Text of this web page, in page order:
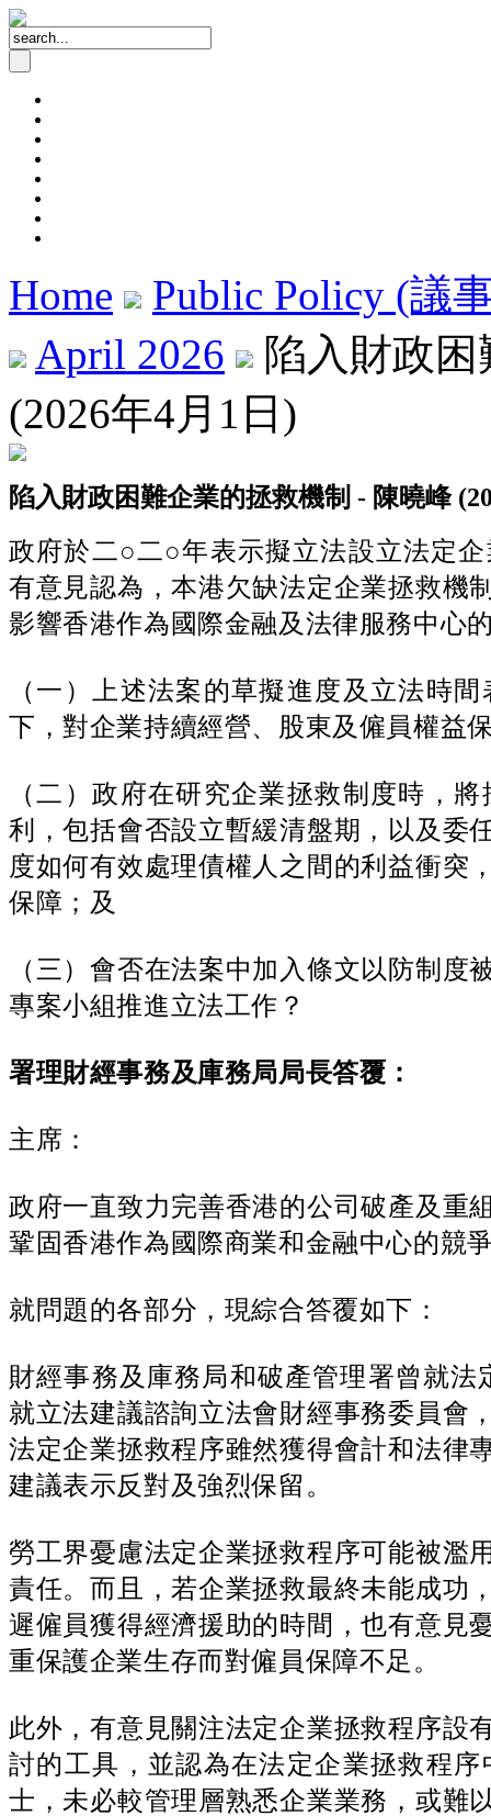
Home
Public Policy (議
April 2026
陷入財政
(2026年4月1日)
陷入財政困難企業的拯救機制 - 陳曉峰
政府於二○二○年表示擬立法設立法定
有意見認為，本港欠缺法定企業拯救機
影響香港作為國際金融及法律服務中心
（一）上述法案的草擬進度及立法時
下，對企業持續經營、股東及僱員權益
（二）政府在研究企業拯救制度時，
利，包括會否設立暫緩清盤期，以及委
度如何有效處理債權人之間的利益衝突
保障；及
（三）會否在法案中加入條文以防制
專案小組推進立法工作？
署理財經事務及庫務局局長答覆：
主席：
政府一直致力完善香港的公司破產及重
鞏固香港作為國際商業和金融中心的競
就問題的各部分，現綜合答覆如下：
財經事務及庫務局和破產管理署曾就
就立法建議諮詢立法會財經事務委員會
法定企業拯救程序雖然獲得會計和法律
建議表示反對及強烈保留。
勞工界憂慮法定企業拯救程序可能被濫
責任。而且，若企業拯救最終未能成功
遲僱員獲得經濟援助的時間，也有意見
重保護企業生存而對僱員保障不足。
此外，有意見關注法定企業拯救程序設
討的工具，並認為在法定企業拯救程
士，未必較管理層熟悉企業業務，或難